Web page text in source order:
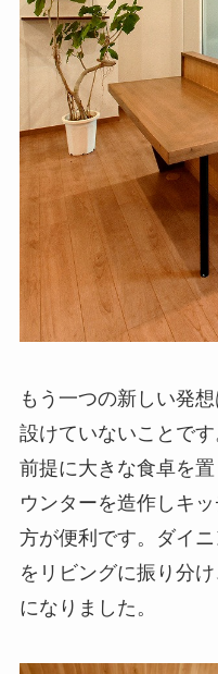
もう一つの新しい発
設けていないことで
前提に大きな食卓を
ウンターを造作しキ
方が便利です。ダイ
をリビングに振り分
になりました。